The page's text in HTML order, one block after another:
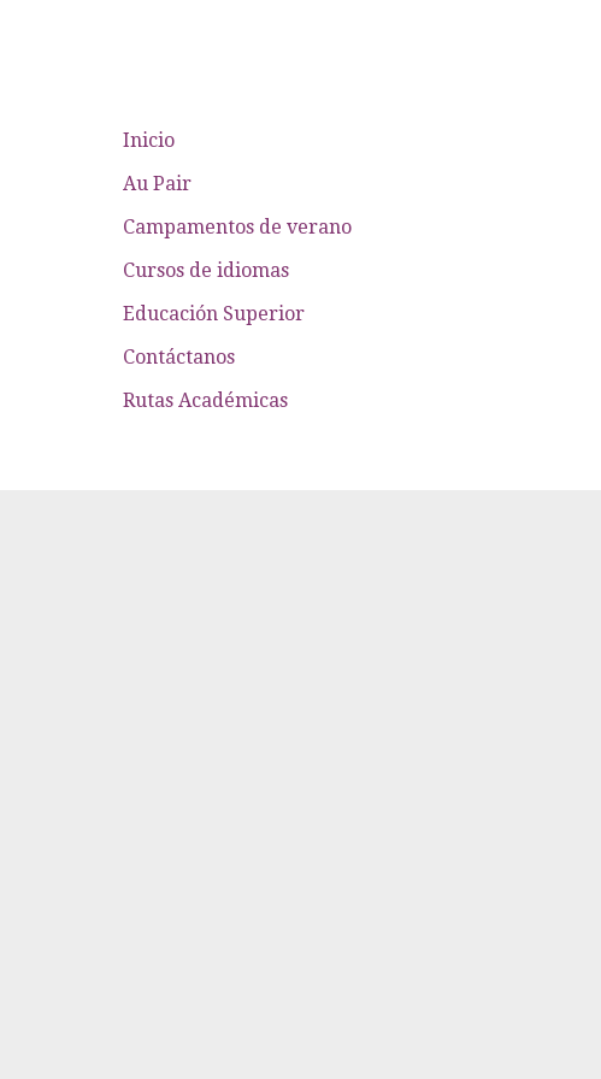
Inicio
Au Pair
Campamentos de verano
Cursos de idiomas
Educación Superior
Contáctanos
Rutas Académicas